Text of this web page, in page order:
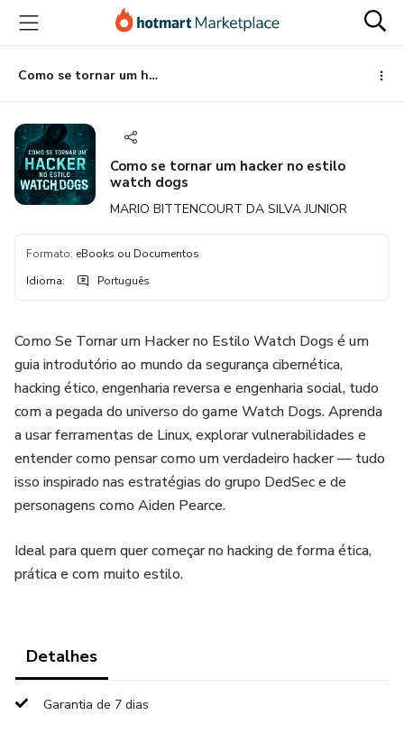
para
conteúdo
principal
para
pagamento
para
rodapé
Como se tornar um hacker no estilo watch dogs
Como se tornar um hacker no estilo
watch dogs
MARIO BITTENCOURT DA SILVA JUNIOR
Formato: eBooks ou Documentos
Idioma: Português
Como Se Tornar um Hacker no Estilo Watch Dogs é um
guia introdutório ao mundo da segurança cibernética,
hacking ético, engenharia reversa e engenharia social, tudo
com a pegada do universo do game Watch Dogs. Aprenda
a usar ferramentas de Linux, explorar vulnerabilidades e
entender como pensar como um verdadeiro hacker — tudo
isso inspirado nas estratégias do grupo DedSec e de
personagens como Aiden Pearce.
Ideal para quem quer começar no hacking de forma ética,
prática e com muito estilo.
Detalhes
Garantia de 7 dias